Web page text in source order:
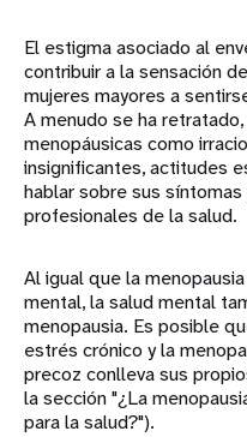
El estigma asociado al
contribuir a la sensación
mujeres mayores a
A menudo se ha
menopáusicas como
insignificantes, actitudes
hablar sobre sus síntomas
profesionales de la salud.
Al igual que la
mental, la salud mental
menopausia. Es posible
estrés crónico y la
precoz conlleva sus
la sección "¿La
para la salud?").